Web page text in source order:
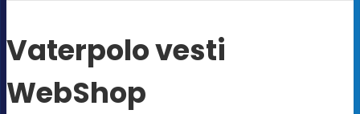
Vaterpolo vesti
WebShop